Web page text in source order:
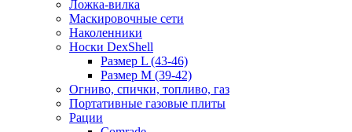
Ложка-вилка
Маскировочные сети
Наколенники
Носки DexShell
Размер L (43-46)
Размер M (39-42)
Огниво, спички, топливо, газ
Портативные газовые плиты
Рации